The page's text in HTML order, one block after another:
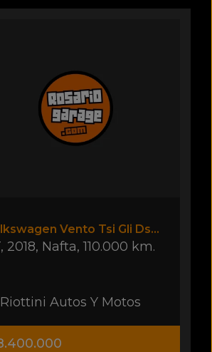
Volkswagen Vento Tsi Gli Dsg + Nav
, 2018, Nafta,110.000 km.
Riottini Autos Y Motos